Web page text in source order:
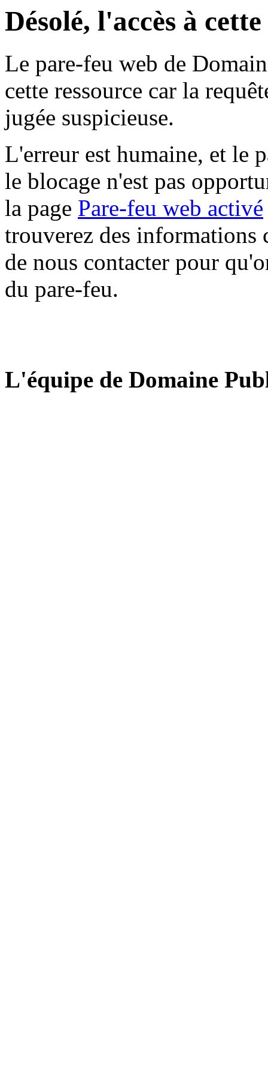
Désolé, l'accès à
Le pare-feu web de
cette ressource car la
jugée suspicieuse.
L'erreur est humaine, et le
le blocage n'est pas
la page Pare-feu web activé
trouverez des informations
de nous contacter pour
du pare-feu.
L'équipe de Domaine